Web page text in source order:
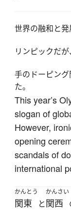
世界の融和と発
リンピックだが、
手のドーピン
た。
This year’s
slogan of
However,
opening
scandals of
international
かんとう
関東 と
かんさい
関西